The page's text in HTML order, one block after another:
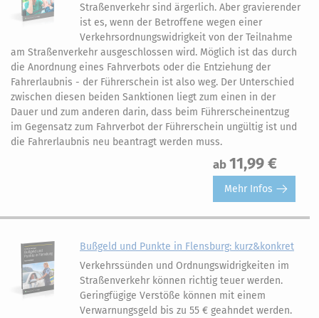
Straßenverkehr sind ärgerlich. Aber gravierender
ist es, wenn der Betroffene wegen einer
Verkehrsordnungswidrigkeit von der Teilnahme
am Straßenverkehr ausgeschlossen wird. Möglich ist das durch
die Anordnung eines Fahrverbots oder die Entziehung der
Fahrerlaubnis - der Führerschein ist also weg. Der Unterschied
zwischen diesen beiden Sanktionen liegt zum einen in der
Dauer und zum anderen darin, dass beim Führerscheinentzug
im Gegensatz zum Fahrverbot der Führerschein ungültig ist und
die Fahrerlaubnis neu beantragt werden muss.
ab 11,99 €
Mehr Infos
Bußgeld und Punkte in Flensburg: kurz&konkret
Verkehrssünden und Ordnungswidrigkeiten im
Straßenverkehr können richtig teuer werden.
Geringfügige Verstöße können mit einem
Verwarnungsgeld bis zu 55 € geahndet werden.